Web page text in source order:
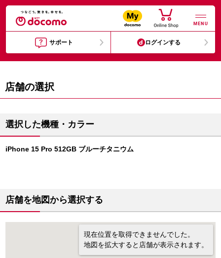
MENU
サポート ログインする
店舗の選択
選択した機種・カラー
iPhone 15 Pro 512GB ブルーチタニウム
店舗を地図から選択する
現在位置を取得できませんでした。
地図を拡大すると店舗が表示されます。